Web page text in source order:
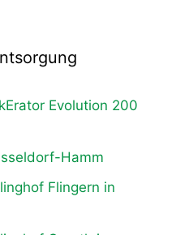
Evolution 200
Hamm
Flingern in